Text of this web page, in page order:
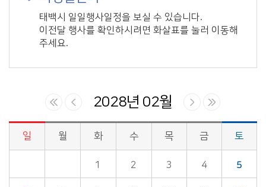
태백시 일일행사일정을 보실 수 있습니다.
이전달 행사를 확인하시려면 화살표를 눌러 이동해
주세요.
2028년 02월
시정소식>시정 캘린더 게시판의 (2028년 02월) 달력형태로 일정명, 일정내용을 제공합니다.
일 월 화 수 목 금 토
1 2 3 4 5